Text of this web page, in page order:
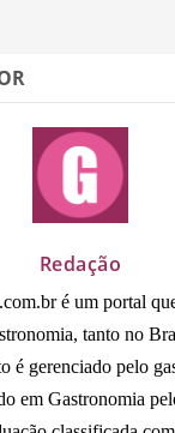
Redação
é um portal
tanto no
é gerenciado pelo
em Gastronomia